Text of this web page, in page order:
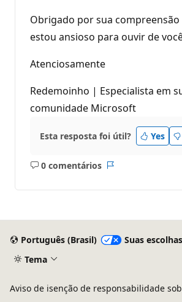
Obrigado por sua compreensão
estou ansioso para ouvir de
Atenciosamente
Redemoinho | Especialista em
comunidade Microsoft
Esta resposta foi útil? Yes
0 comentários
Sem
Português (Brasil)
Suas
Tema
Aviso de isenção de responsabilidade